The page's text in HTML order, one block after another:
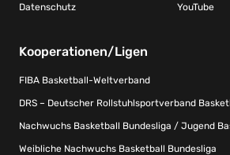
Datenschutz YouTube
Kooperationen/Ligen
FIBA Basketball-Weltverband
DRS – Deutscher Rollstuhlsportverband
Nachwuchs Basketball Bundesliga / Jugend
Weibliche Nachwuchs Basketball Bundesliga